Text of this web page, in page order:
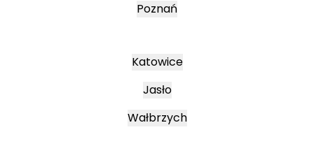
Poznań
Katowice
Jasło
Wałbrzych